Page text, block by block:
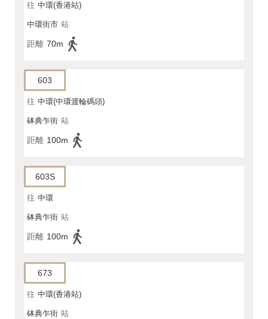
往 中環(香港站)
中環街市 站
距離 70m
603
往 中環(中環渡輪碼頭)
砵典乍街 站
距離 100m
603S
往 中環
砵典乍街 站
距離 100m
673
往 中環(香港站)
砵典乍街 站